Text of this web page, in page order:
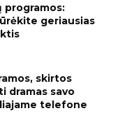
programos:
geriausias
skirtos
dramas savo
telefone